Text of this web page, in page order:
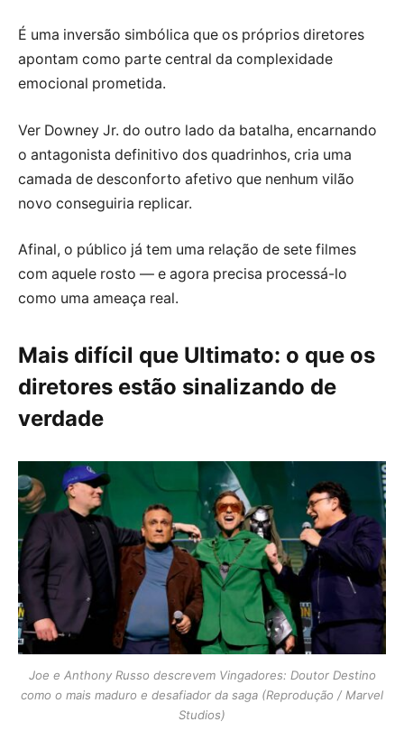
É uma inversão simbólica que os próprios diretores
apontam como parte central da complexidade
emocional prometida.
Ver Downey Jr. do outro lado da batalha, encarnando
o antagonista definitivo dos quadrinhos, cria uma
camada de desconforto afetivo que nenhum vilão
novo conseguiria replicar.
Afinal, o público já tem uma relação de sete filmes
com aquele rosto — e agora precisa processá-lo
como uma ameaça real.
Mais difícil que Ultimato: o que os
diretores estão sinalizando de
verdade
Joe e Anthony Russo descrevem Vingadores: Doutor Destino
como o mais maduro e desafiador da saga (Reprodução / Marvel
Studios)